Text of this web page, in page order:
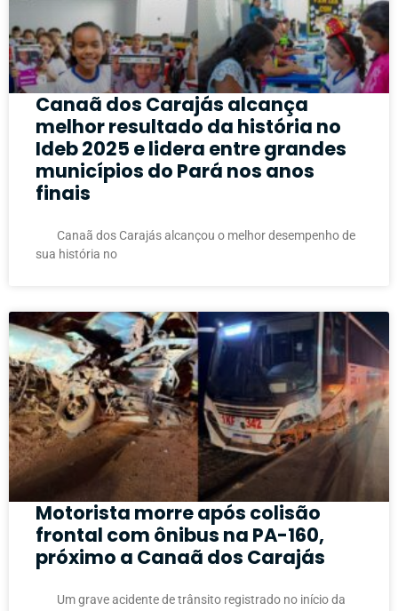
Canaã dos Carajás alcança
melhor resultado da história no
Ideb 2025 e lidera entre grandes
municípios do Pará nos anos
finais
Canaã dos Carajás alcançou o melhor desempenho de
sua história no
Motorista morre após colisão
frontal com ônibus na PA-160,
próximo a Canaã dos Carajás
Um grave acidente de trânsito registrado no início da